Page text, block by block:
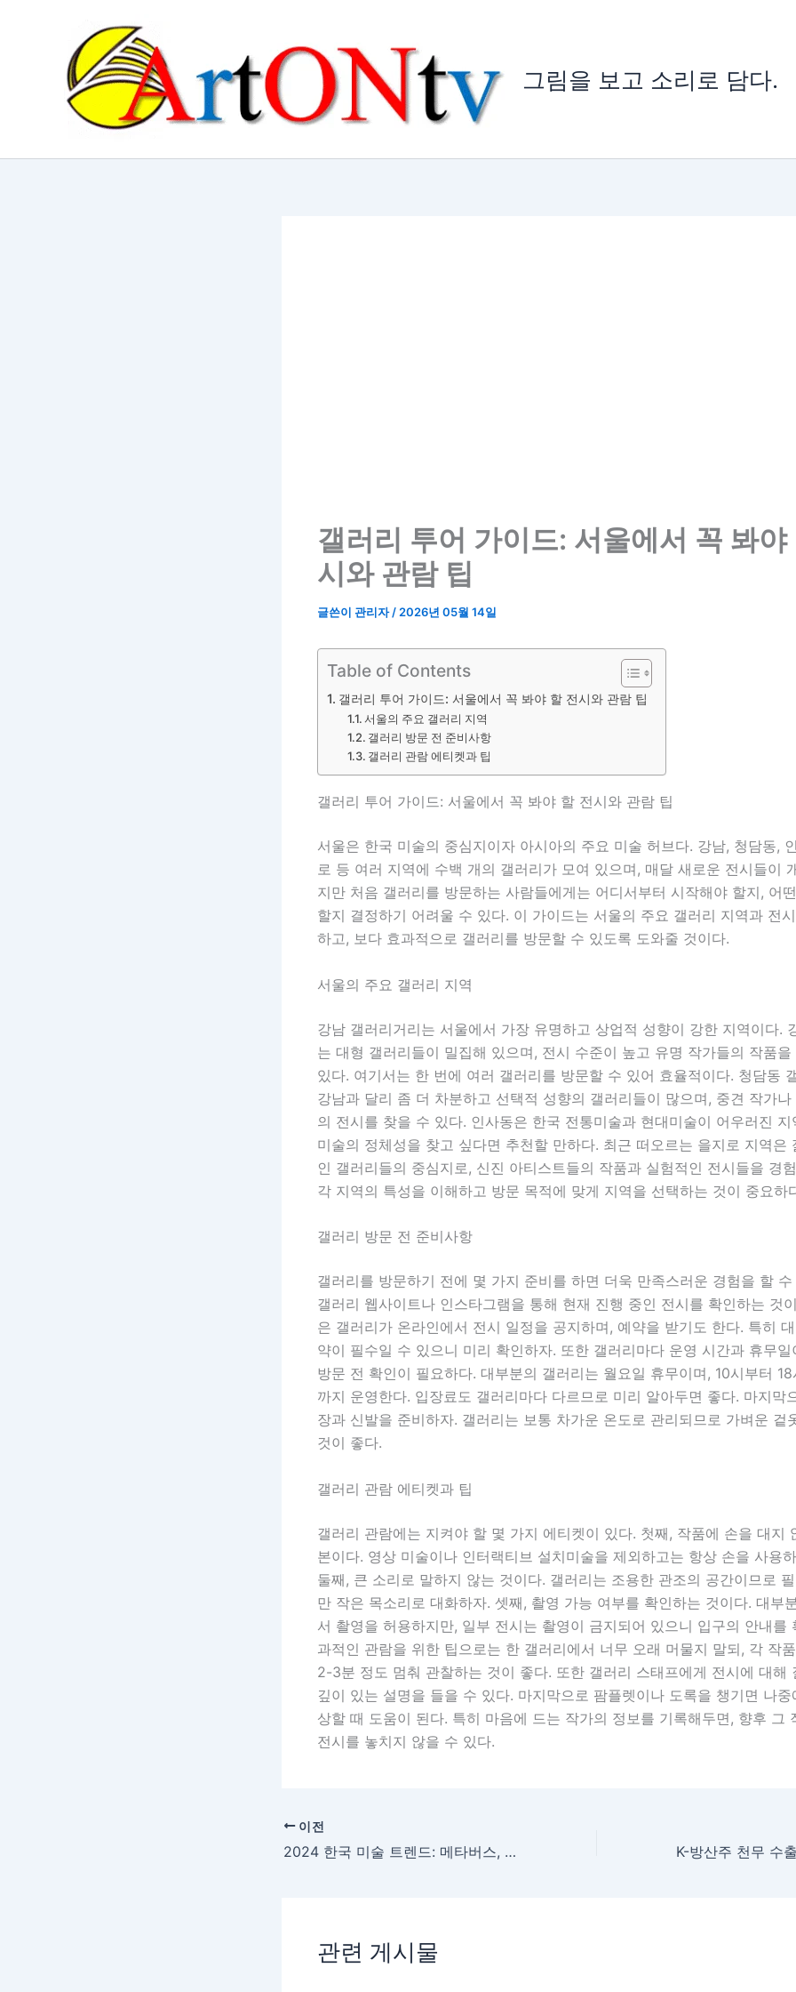
그림을 보고 소리로 담다.
갤러리 투어 가이드: 서울에서 꼭 봐야
시와 관람 팁
글쓴이 관리자/ 2026년 05월 14일
Table of Contents
갤러리 투어 가이드: 서울에서 꼭 봐야 할 전시와 관람 팁
서울의 주요 갤러리 지역
갤러리 방문 전 준비사항
갤러리 관람 에티켓과 팁
갤러리 투어 가이드: 서울에서 꼭 봐야 할 전시와 관람 팁
서울은 한국 미술의 중심지이자 아시아의 주요 미술 허브다. 강남, 청담동,
로 등 여러 지역에 수백 개의 갤러리가 모여 있으며, 매달 새로운 전시들이
지만 처음 갤러리를 방문하는 사람들에게는 어디서부터 시작해야 할지, 어
할지 결정하기 어려울 수 있다. 이 가이드는 서울의 주요 갤러리 지역과 전
하고, 보다 효과적으로 갤러리를 방문할 수 있도록 도와줄 것이다.
서울의 주요 갤러리 지역
강남 갤러리거리는 서울에서 가장 유명하고 상업적 성향이 강한 지역이다.
는 대형 갤러리들이 밀집해 있으며, 전시 수준이 높고 유명 작가들의 작품
있다. 여기서는 한 번에 여러 갤러리를 방문할 수 있어 효율적이다. 청담동
강남과 달리 좀 더 차분하고 선택적 성향의 갤러리들이 많으며, 중견 작가
의 전시를 찾을 수 있다. 인사동은 한국 전통미술과 현대미술이 어우러진 지
미술의 정체성을 찾고 싶다면 추천할 만하다. 최근 떠오르는 을지로 지역은
인 갤러리들의 중심지로, 신진 아티스트들의 작품과 실험적인 전시들을 경
각 지역의 특성을 이해하고 방문 목적에 맞게 지역을 선택하는 것이 중요하
갤러리 방문 전 준비사항
갤러리를 방문하기 전에 몇 가지 준비를 하면 더욱 만족스러운 경험을 할
갤러리 웹사이트나 인스타그램을 통해 현재 진행 중인 전시를 확인하는 것
은 갤러리가 온라인에서 전시 일정을 공지하며, 예약을 받기도 한다. 특히
약이 필수일 수 있으니 미리 확인하자. 또한 갤러리마다 운영 시간과 휴무
방문 전 확인이 필요하다. 대부분의 갤러리는 월요일 휴무이며, 10시부터
까지 운영한다. 입장료도 갤러리마다 다르므로 미리 알아두면 좋다. 마지막
장과 신발을 준비하자. 갤러리는 보통 차가운 온도로 관리되므로 가벼운 겉
것이 좋다.
갤러리 관람 에티켓과 팁
갤러리 관람에는 지켜야 할 몇 가지 에티켓이 있다. 첫째, 작품에 손을 대지
본이다. 영상 미술이나 인터랙티브 설치미술을 제외하고는 항상 손을 사용
둘째, 큰 소리로 말하지 않는 것이다. 갤러리는 조용한 관조의 공간이므로
만 작은 목소리로 대화하자. 셋째, 촬영 가능 여부를 확인하는 것이다. 대부
서 촬영을 허용하지만, 일부 전시는 촬영이 금지되어 있으니 입구의 안내를
과적인 관람을 위한 팁으로는 한 갤러리에서 너무 오래 머물지 말되, 각 작
2-3분 정도 멈춰 관찰하는 것이 좋다. 또한 갤러리 스태프에게 전시에 대해
깊이 있는 설명을 들을 수 있다. 마지막으로 팜플렛이나 도록을 챙기면 나
상할 때 도움이 된다. 특히 마음에 드는 작가의 정보를 기록해두면, 향후 그
전시를 놓치지 않을 수 있다.
이전
2024 한국 미술 트렌드: 메타버스, 회화의 부활, 그리고 지속가능한 미술
관련 게시물